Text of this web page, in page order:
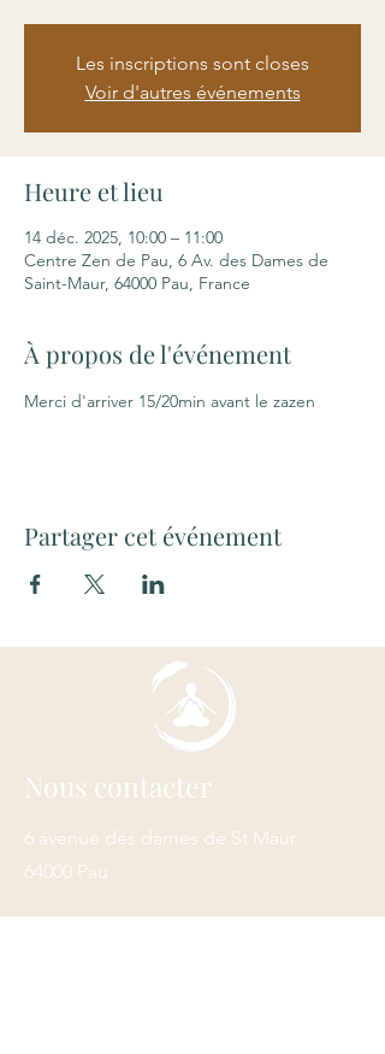
Les inscriptions sont closes
Voir d'autres événements
Heure et lieu
14 déc. 2025, 10:00 – 11:00
Centre Zen de Pau, 6 Av. des Dames de
Saint-Maur, 64000 Pau, France
À propos de l'événement
Merci d'arriver 15/20min avant le zazen
Partager cet événement
Nous contacter
6 avenue des dames de St Maur
64000 Pau